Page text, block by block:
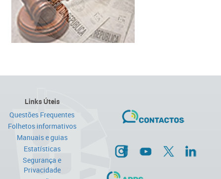
Links Úteis
Questões Frequentes
Folhetos informativos
Manuais e guias
Estatísticas
Segurança e
Privacidade